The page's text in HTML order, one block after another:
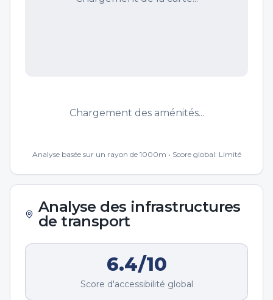
Chargement des aménités...
Analyse basée sur un rayon de 1000m • Score global: Limité
Analyse des infrastructures
de transport
6.4/10
Score d'accessibilité global